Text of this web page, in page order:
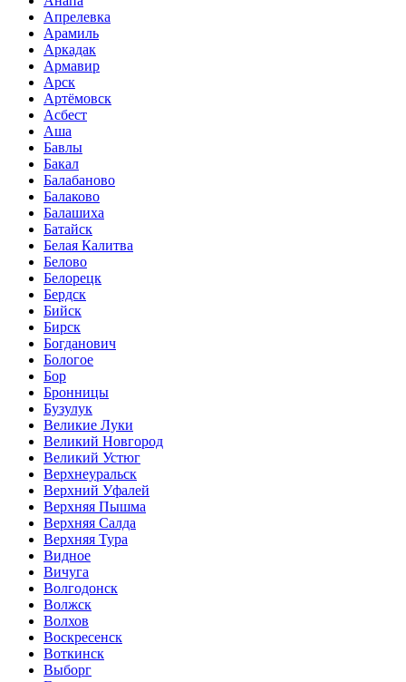
Апрелевка
Арамиль
Аркадак
Армавир
Арск
Артёмовск
Асбест
Аша
Бавлы
Бакал
Балабаново
Балаково
Балашиха
Батайск
Белая Калитва
Белово
Белорецк
Бердск
Бийск
Бирск
Богданович
Бологое
Бор
Бронницы
Бузулук
Великие Луки
Великий Новгород
Великий Устюг
Верхнеуральск
Верхний Уфалей
Верхняя Пышма
Верхняя Салда
Верхняя Тура
Видное
Вичуга
Волгодонск
Волжск
Волхов
Воскресенск
Воткинск
Выборг